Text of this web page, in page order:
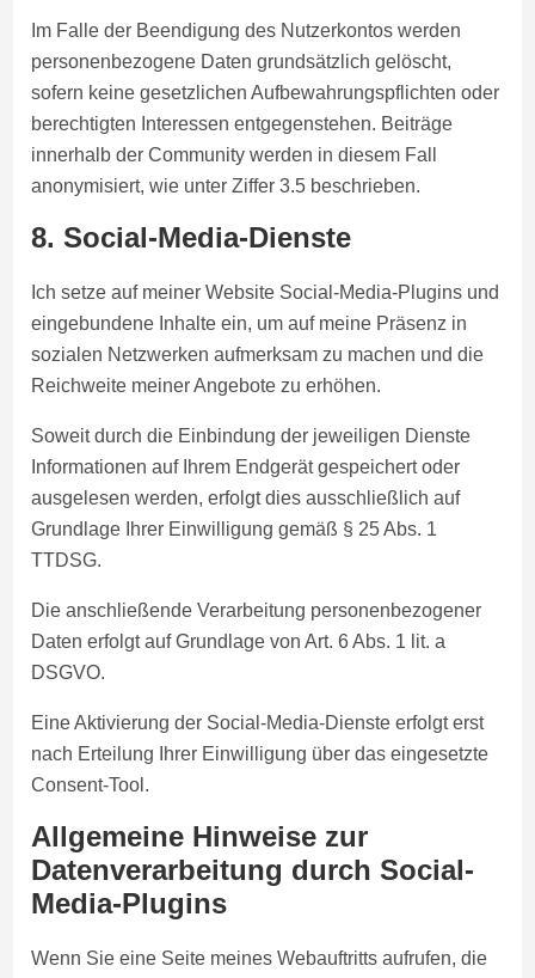
Im Falle der Beendigung des Nutzerkontos werden
personenbezogene Daten grundsätzlich gelöscht,
sofern keine gesetzlichen Aufbewahrungspflichten oder
berechtigten Interessen entgegenstehen. Beiträge
innerhalb der Community werden in diesem Fall
anonymisiert, wie unter Ziffer 3.5 beschrieben.
8. Social-Media-Dienste
Ich setze auf meiner Website Social-Media-Plugins und
eingebundene Inhalte ein, um auf meine Präsenz in
sozialen Netzwerken aufmerksam zu machen und die
Reichweite meiner Angebote zu erhöhen.
Soweit durch die Einbindung der jeweiligen Dienste
Informationen auf Ihrem Endgerät gespeichert oder
ausgelesen werden, erfolgt dies ausschließlich auf
Grundlage Ihrer Einwilligung gemäß § 25 Abs. 1
TTDSG.
Die anschließende Verarbeitung personenbezogener
Daten erfolgt auf Grundlage von Art. 6 Abs. 1 lit. a
DSGVO.
Eine Aktivierung der Social-Media-Dienste erfolgt erst
nach Erteilung Ihrer Einwilligung über das eingesetzte
Consent-Tool.
Allgemeine Hinweise zur
Datenverarbeitung durch Social-
Media-Plugins
Wenn Sie eine Seite meines Webauftritts aufrufen, die